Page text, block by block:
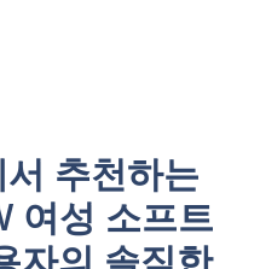
추천하는
여성 소프트